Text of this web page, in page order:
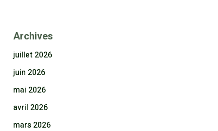
Archives
juillet 2026
juin 2026
mai 2026
avril 2026
mars 2026